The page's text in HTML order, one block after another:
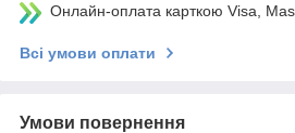
Онлайн-оплата карткою Visa,
Всі умови оплати
Умови повернення